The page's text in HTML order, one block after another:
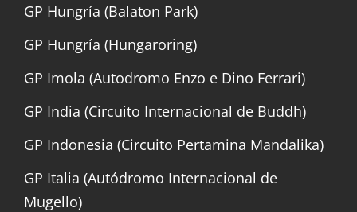
GP Hungría (Balaton Park)
GP Hungría (Hungaroring)
GP Imola (Autodromo Enzo e Dino Ferrari)
GP India (Circuito Internacional de Buddh)
GP Indonesia (Circuito Pertamina Mandalika)
GP Italia (Autódromo Internacional de
Mugello)